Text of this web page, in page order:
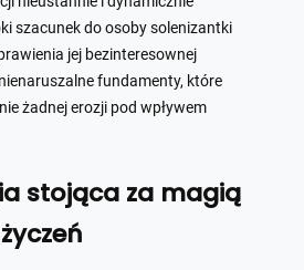
szacunek do osoby solenizantki
jej bezinteresownej
fundamenty, które
żadnej erozji pod wpływem
stojąca za magią